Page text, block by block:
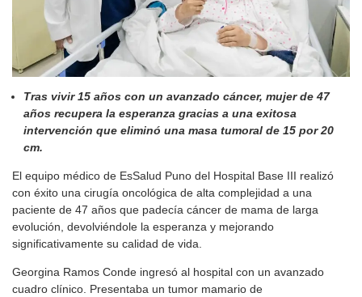
Tras vivir 15 años con un avanzado cáncer, mujer de 47
años recupera la esperanza gracias a una exitosa
intervención que eliminó una masa tumoral de 15 por 20
cm.
El equipo médico de EsSalud Puno del Hospital Base III realizó
con éxito una cirugía oncológica de alta complejidad a una
paciente de 47 años que padecía cáncer de mama de larga
evolución, devolviéndole la esperanza y mejorando
significativamente su calidad de vida.
Georgina Ramos Conde ingresó al hospital con un avanzado
cuadro clínico. Presentaba un tumor mamario de